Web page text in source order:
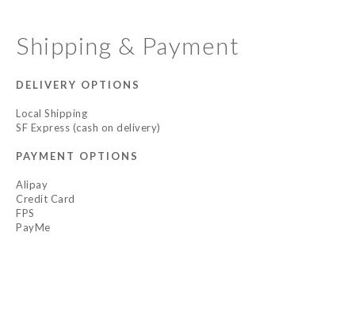
Shipping & Payment
DELIVERY OPTIONS
Local Shipping
SF Express (cash on delivery)
PAYMENT OPTIONS
Alipay
Credit Card
FPS
PayMe